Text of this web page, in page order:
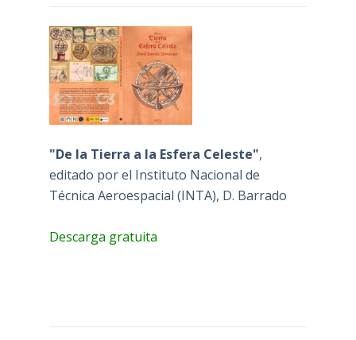
"De la Tierra a la Esfera Celeste",
editado por el Instituto Nacional de
Técnica Aeroespacial (INTA), D. Barrado
Descarga gratuita